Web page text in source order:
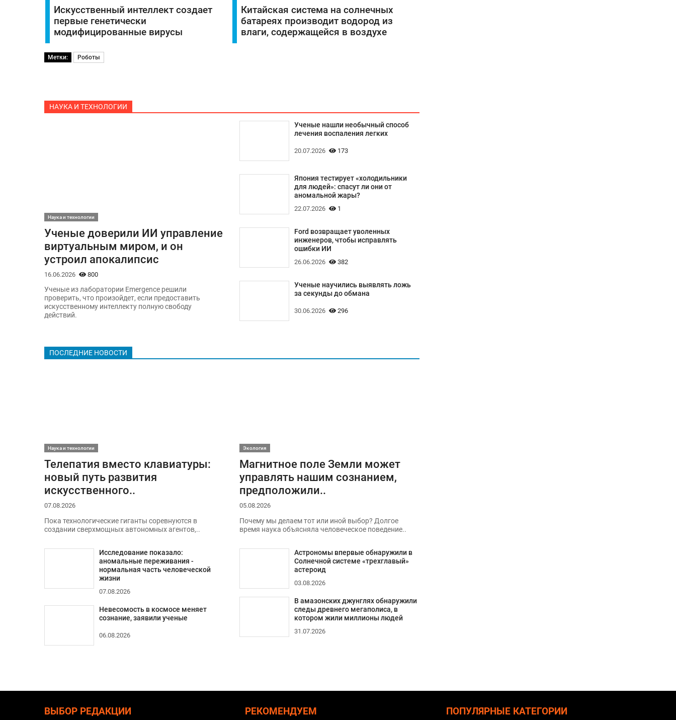
Искусственный интеллект создает
первые генетически
модифицированные вирусы
Китайская система на солнечных
батареях производит водород из
влаги, содержащейся в воздухе
Метки: Роботы
НАУКА И ТЕХНОЛОГИИ
Наука и технологии
Ученые доверили ИИ управление
виртуальным миром, и он
устроил апокалипсис
16.06.2026 800
Ученые из лаборатории Emergence решили
проверить, что произойдет, если предоставить
искусственному интеллекту полную свободу
действий.
Ученые нашли необычный способ
лечения воспаления легких
20.07.2026 173
Япония тестирует «холодильники
для людей»: спасут ли они от
аномальной жары?
22.07.2026 1
Ford возвращает уволенных
инженеров, чтобы исправлять
ошибки ИИ
26.06.2026 382
Ученые научились выявлять ложь
за секунды до обмана
30.06.2026 296
ПОСЛЕДНИЕ НОВОСТИ
Наука и технологии
Телепатия вместо клавиатуры:
новый путь развития
искусственного..
07.08.2026
Пока технологические гиганты соревнуются в
создании сверхмощных автономных агентов,..
Исследование показало:
аномальные переживания -
нормальная часть человеческой
жизни
07.08.2026
Невесомость в космосе меняет
сознание, заявили ученые
06.08.2026
Экология
Магнитное поле Земли может
управлять нашим сознанием,
предположили..
05.08.2026
Почему мы делаем тот или иной выбор? Долгое
время наука объясняла человеческое поведение..
Астрономы впервые обнаружили в
Солнечной системе «трехглавый»
астероид
03.08.2026
В амазонских джунглях обнаружили
следы древнего мегаполиса, в
котором жили миллионы людей
31.07.2026
ВЫБОР РЕДАКЦИИ РЕКОМЕНДУЕМ ПОПУЛЯРНЫЕ КАТЕГОРИИ